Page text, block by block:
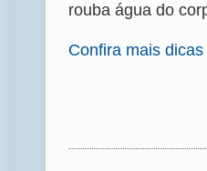
rouba água do
Confira mais dicas